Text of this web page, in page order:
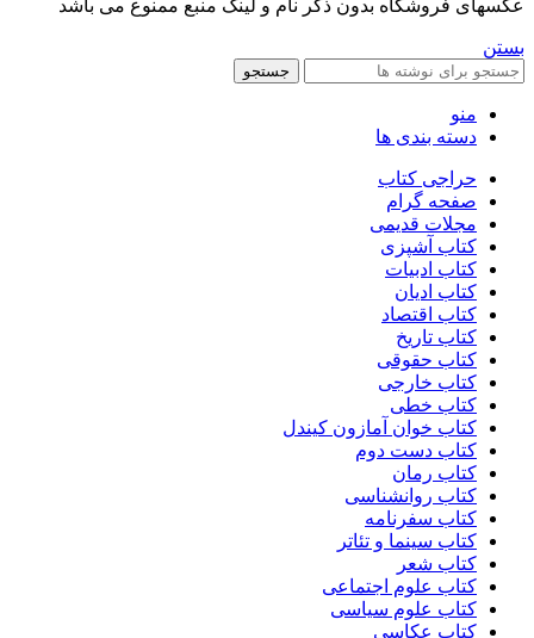
عکسهای فروشگاه بدون ذکر نام و لینک منبع ممنوع می باشد
بستن
جستجو
منو
دسته بندی ها
حراجی کتاب
صفحه گرام
مجلات قدیمی
کتاب آشپزی
کتاب ادبیات
کتاب ادیان
کتاب اقتصاد
کتاب تاریخ
کتاب حقوقی
کتاب خارجی
کتاب خطی
کتاب خوان آمازون کیندل
کتاب دست دوم
کتاب رمان
کتاب روانشناسی
کتاب سفرنامه
کتاب سینما و تئاتر
کتاب شعر
کتاب علوم اجتماعی
کتاب علوم سیاسی
کتاب عکاسی